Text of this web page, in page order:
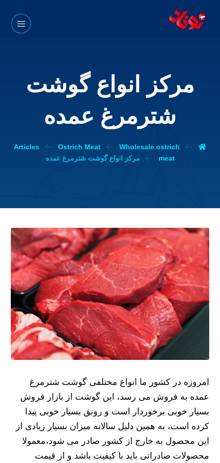
مرکز انواع گوشت
شترمرغ عمده
Articles Ostrich Meat
Wholesale ostrich
meat
مرکز انواع گوشت شترمرغ عمده
امروزه در کشور ما انواع مختلفی گوشت شترمرغ
عمده به فروش می رسد، این گوشت از بازار فروش
بسیار خوبی برخوردار است و رونق بسیار خوبی پیدا
کرده است، به همین دلیل سالانه میزان بسیار زیادی از
این محصول به خارج از کشور صادر می شود،معمولا
محصولات صادراتی باید با کیفیت باشد و از قیمت